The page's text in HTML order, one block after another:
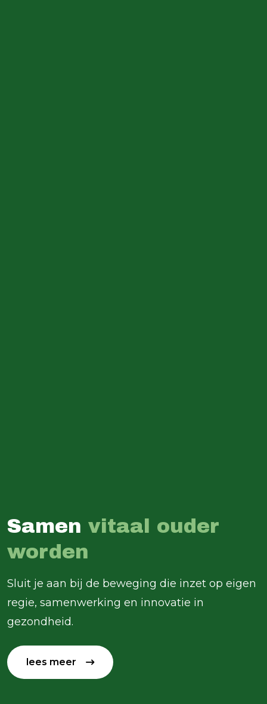
Samen vitaal ouder
worden
Sluit je aan bij de beweging die inzet op eigen
regie, samenwerking en innovatie in
gezondheid.
lees meer